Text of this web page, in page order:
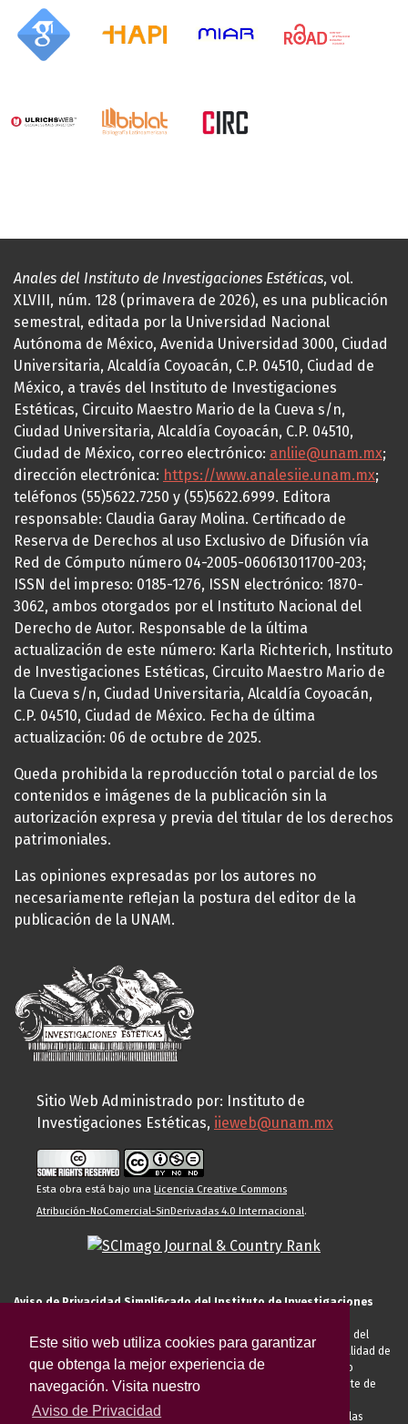
Este sitio web utiliza cookies para garantizar
que obtenga la mejor experiencia de
navegación. Visita nuestro
Aviso de Privacidad
Anales del Instituto de Investigaciones Estéticas, vol.
XLVIII, núm. 128 (primavera de 2026), es una publicación
semestral, editada por la Universidad Nacional
Autónoma de México, Avenida Universidad 3000, Ciudad
Universitaria, Alcaldía Coyoacán, C.P. 04510, Ciudad de
México, a través del Instituto de Investigaciones
Estéticas, Circuito Maestro Mario de la Cueva s/n,
Ciudad Universitaria, Alcaldía Coyoacán, C.P. 04510,
Ciudad de México, correo electrónico: anliie@unam.mx;
dirección electrónica: https://www.analesiie.unam.mx;
teléfonos (55)5622.7250 y (55)5622.6999. Editora
responsable: Claudia Garay Molina. Certificado de
Reserva de Derechos al uso Exclusivo de Difusión vía
Red de Cómputo número 04-2005-060613011700-203;
ISSN del impreso: 0185-1276, ISSN electrónico: 1870-
3062, ambos otorgados por el Instituto Nacional del
Derecho de Autor. Responsable de la última
actualización de este número: Karla Richterich, Instituto
de Investigaciones Estéticas, Circuito Maestro Mario de
la Cueva s/n, Ciudad Universitaria, Alcaldía Coyoacán,
C.P. 04510, Ciudad de México. Fecha de última
actualización: 06 de octubre de 2025.
Queda prohibida la reproducción total o parcial de los
contenidos e imágenes de la publicación sin la
autorización expresa y previa del titular de los derechos
patrimoniales.
Las opiniones expresadas por los autores no
necesariamente reflejan la postura del editor de la
publicación de la UNAM.
Sitio Web Administrado por: Instituto de
Investigaciones Estéticas, iieweb@unam.mx
Esta obra está bajo una Licencia Creative Commons
Atribución-NoComercial-SinDerivadas 4.0 Internacional.
Aviso de Privacidad Simplificado del Instituto de Investigaciones
El Instituto de Investigaciones Estéticas de la UNAM, es responsable del
tratamiento de sus datos personales para el registro de usted en calidad de
alumno, docente, personal de la entidad académica, conferencista o
invitado externo (nacional o extranjero), visitante, proveedor o cliente de
anteriormente descritas u otras aquellas exigidas legalmente o por las